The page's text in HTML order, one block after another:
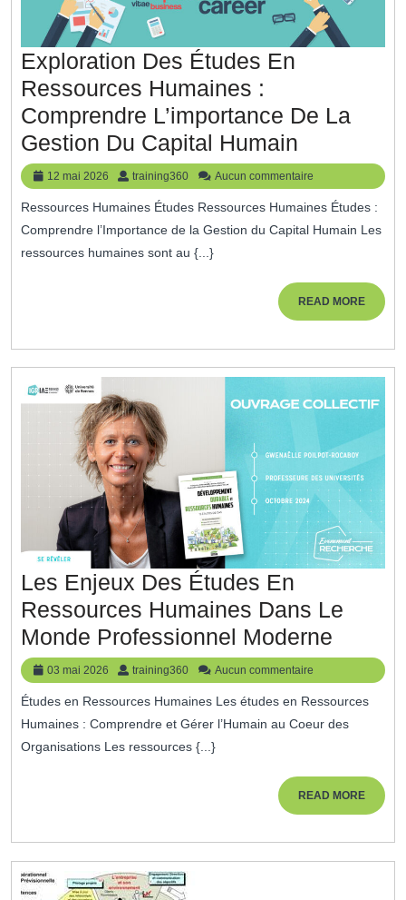
Exploration Des Études En
Ressources Humaines :
Comprendre L’importance De La
Gestion Du Capital Humain
Des
Études
En
Humaines
:
La
Gestion
Du
Capital
Humain
12 mai 2026
12
mai
2026
training360 training360
Aucun commentaire
Ressources Humaines Études Ressources Humaines Études :
Comprendre l’Importance de la Gestion du Capital Humain Les
ressources humaines sont au {...}
READ MOREREAD
MORE
Les Enjeux Des Études En
Ressources Humaines Dans Le
Monde Professionnel Moderne
Enjeux
Des
Études
03 mai 2026
03
mai
2026
training360 training360
Aucun commentaire
Études en Ressources Humaines Les études en Ressources
Humaines : Comprendre et Gérer l’Humain au Coeur des
Organisations Les ressources {...}
READ MOREREAD
MORE